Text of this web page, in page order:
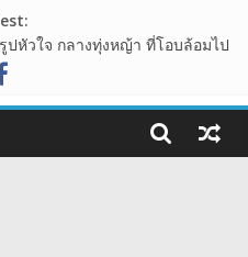
หัวใจ กลางทุ่งหญ้า ที่โอบล้อมไป
ท่องเที่ยวเชิงธรรมชาติ ที่น่าแวะ
ตย์ขึ้น ชมวิวทะเลหมอก จังหวัด